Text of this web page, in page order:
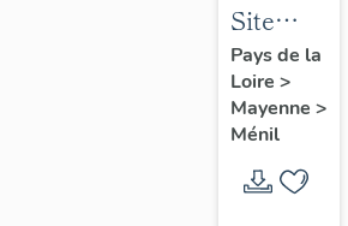
Site
d'écluse
de
l'Ecluse-
Formusson
Pays de la
Loire >
Mayenne >
Ménil